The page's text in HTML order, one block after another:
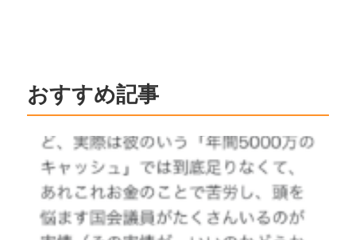
おすすめ記事